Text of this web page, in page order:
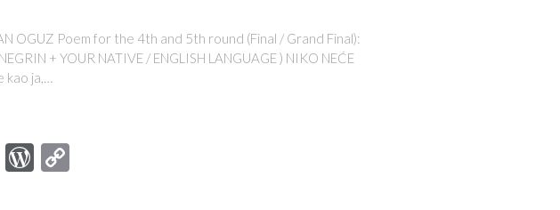
OGUZ Poem for the 4th and 5th round (Final / Grand Final):
+ YOUR NATIVE / ENGLISH LANGUAGE ) NIKO NEĆE
kao ja,…
EmailWordPress